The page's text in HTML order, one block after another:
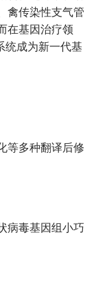
禽传染性支气管
在基因治疗领
统成为新一代基
等多种翻译后修
病毒基因组小巧